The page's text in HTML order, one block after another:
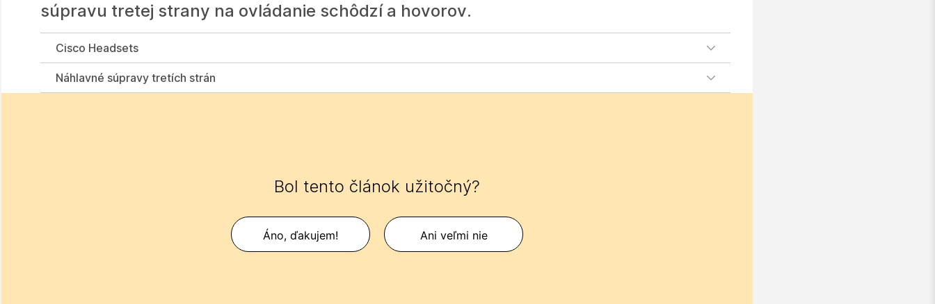
súpravu tretej strany na ovládanie schôdzí a hovorov.
Cisco Headsets
Náhlavné súpravy tretích strán
Bol tento článok užitočný?
Áno, ďakujem! Ani veľmi nie